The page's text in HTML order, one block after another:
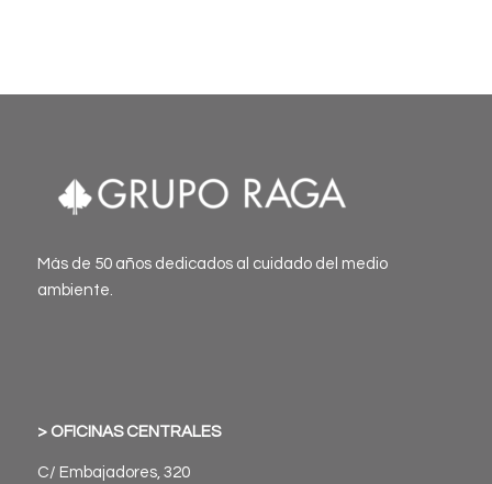
Más de 50 años dedicados al cuidado del medio
ambiente.
> OFICINAS CENTRALES
C/ Embajadores, 320